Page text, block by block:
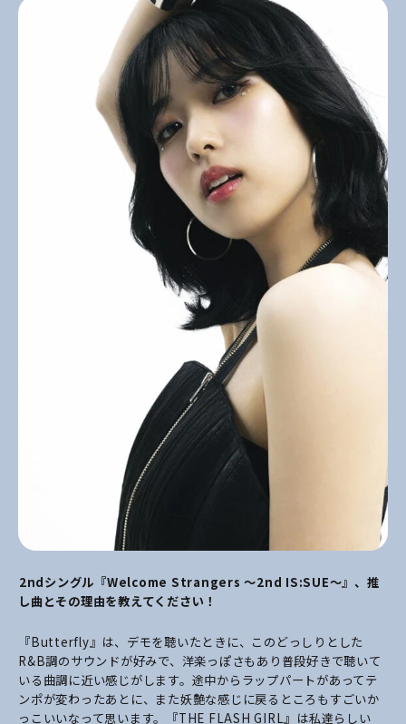
――2ndシングル『Welcome Strangers ～2nd IS:SUE～』、推
し曲とその理由を教えてください！
『Butterfly』は、デモを聴いたときに、このどっしりとした
R&B調のサウンドが好みで、洋楽っぽさもあり普段好きで聴いて
いる曲調に近い感じがします。途中からラップパートがあってテ
ンポが変わったあとに、また妖艶な感じに戻るところもすごいか
っこいいなって思います。『THE FLASH GIRL』は私達らしい